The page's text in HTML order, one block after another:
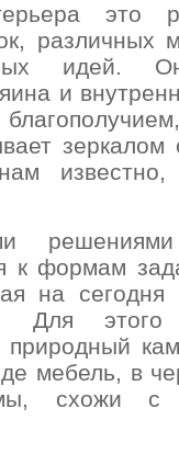
это
различных
идей.
и
зеркалом
решениями
к формам
на сегодня
Для этого
мебель, в
схожи